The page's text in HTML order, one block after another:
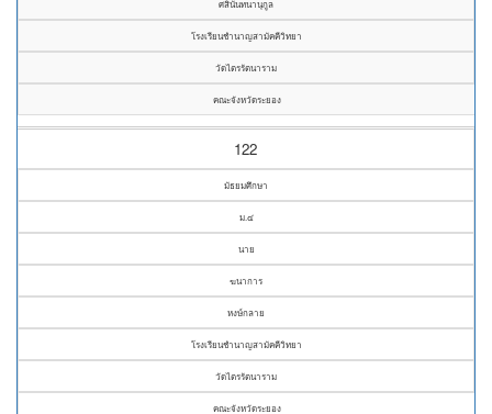
ศสินันทนานุกูล
โรงเรียนชำนาญสามัคคีวิทยา
วัดไตรรัตนาราม
คณะจังหวัดระยอง
122
มัธยมศึกษา
ม.๔
นาย
ฆนาการ
หงษ์กลาย
โรงเรียนชำนาญสามัคคีวิทยา
วัดไตรรัตนาราม
คณะจังหวัดระยอง